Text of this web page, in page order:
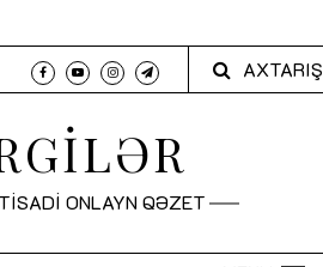
AXTARIŞ
ONLAYN QƏZET